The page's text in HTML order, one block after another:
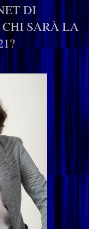
DI
SARÀ LA